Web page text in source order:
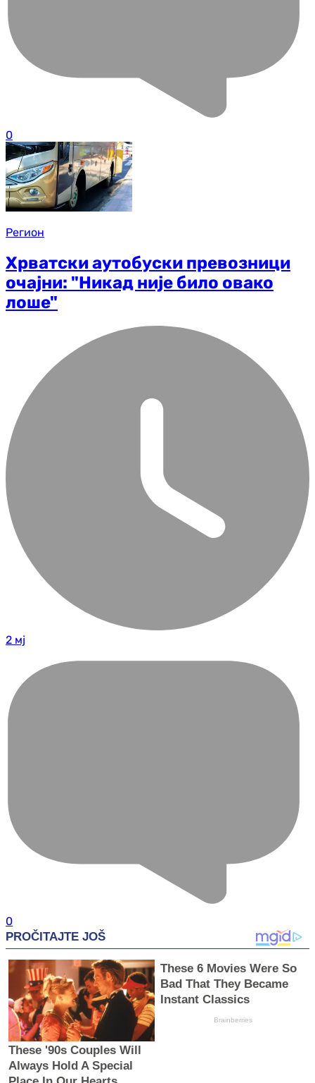
0
Регион
Хрватски аутобуски превозници
очајни: "Никад није било овако
лоше"
2 мј
0